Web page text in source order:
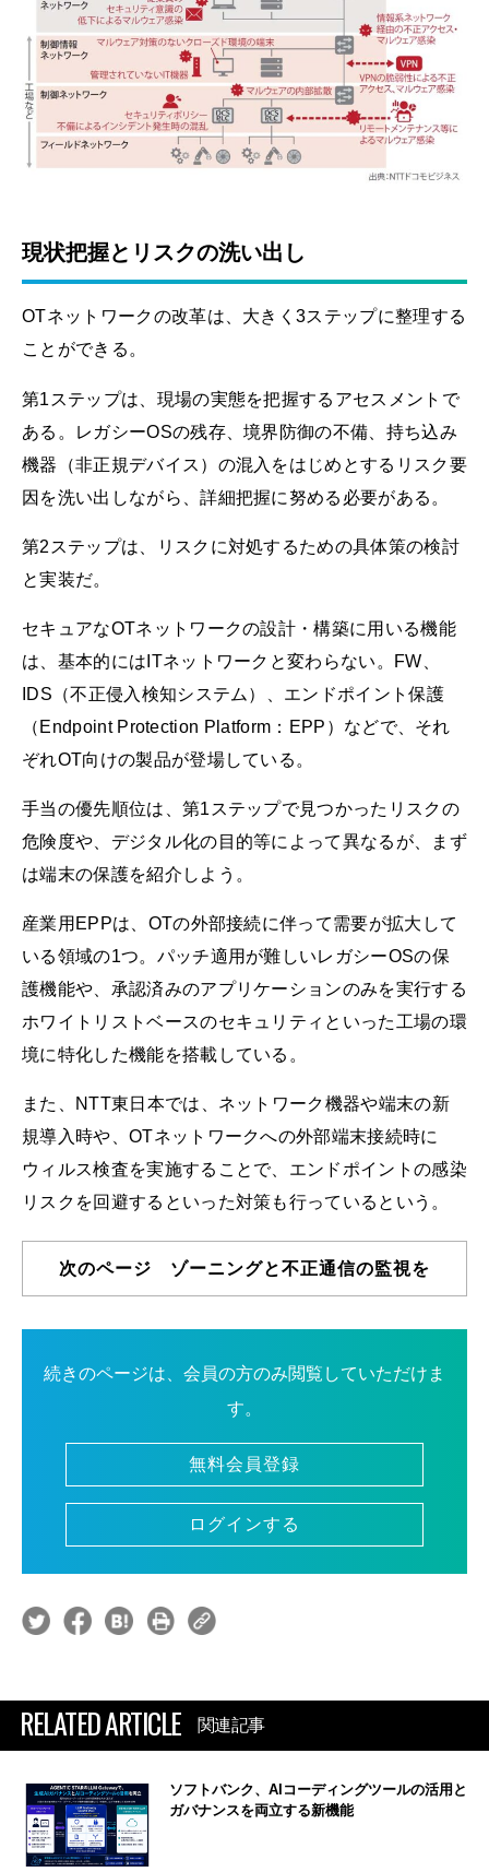
現状把握とリスクの洗い出し
OTネットワークの改革は、大きく3ステップに整理する
ことができる。
第1ステップは、現場の実態を把握するアセスメントで
ある。レガシーOSの残存、境界防御の不備、持ち込み
機器（非正規デバイス）の混入をはじめとするリスク要
因を洗い出しながら、詳細把握に努める必要がある。
第2ステップは、リスクに対処するための具体策の検討
と実装だ。
セキュアなOTネットワークの設計・構築に用いる機能
は、基本的にはITネットワークと変わらない。FW、
IDS（不正侵入検知システム）、エンドポイント保護
（Endpoint Protection Platform：EPP）などで、それ
ぞれOT向けの製品が登場している。
手当の優先順位は、第1ステップで見つかったリスクの
危険度や、デジタル化の目的等によって異なるが、まず
は端末の保護を紹介しよう。
産業用EPPは、OTの外部接続に伴って需要が拡大して
いる領域の1つ。パッチ適用が難しいレガシーOSの保
護機能や、承認済みのアプリケーションのみを実行する
ホワイトリストベースのセキュリティといった工場の環
境に特化した機能を搭載している。
また、NTT東日本では、ネットワーク機器や端末の新
規導入時や、OTネットワークへの外部端末接続時に
ウィルス検査を実施することで、エンドポイントの感染
リスクを回避するといった対策も行っているという。
次のページ ゾーニングと不正通信の監視を
続きのページは、会員の方のみ閲覧していただけま
す。
無料会員登録
ログインする
RELATED ARTICLE 関連記事
ソフトバンク、AIコーディングツールの活用と
ガバナンスを両立する新機能